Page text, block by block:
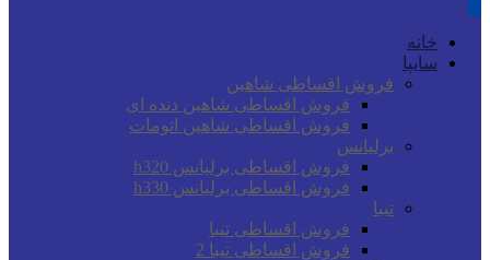
خانه
سایپا
فروش اقساطی شاهین
فروش اقساطی شاهین دنده ای
فروش اقساطی شاهین اتومات
برلیانس
فروش اقساطی برلیانس h320
فروش اقساطی برلیانس h330
تیبا
فروش اقساطی تیبا
فروش اقساطی تیبا 2